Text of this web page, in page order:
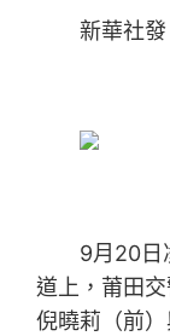
新華社發
9月20日凌
道上，莆田
倪曉莉（前